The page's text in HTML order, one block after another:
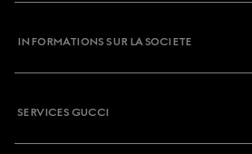
INFORMATIONS SUR LA SOCIETE
SERVICES GUCCI